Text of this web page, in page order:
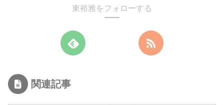
東裕雅をフォローする
関連記事